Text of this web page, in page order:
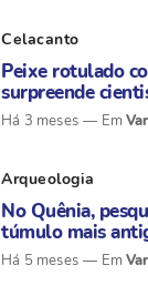
Celacanto
Peixe rotulado
surpreende
Há 3 meses
Arqueologia
No Quênia,
túmulo mais
Há 5 meses